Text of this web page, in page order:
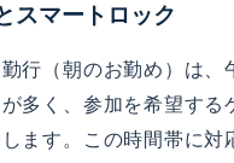
スマートロック
行（朝のお勤め）は、
多く、参加を希望する
ます。この時間帯に対